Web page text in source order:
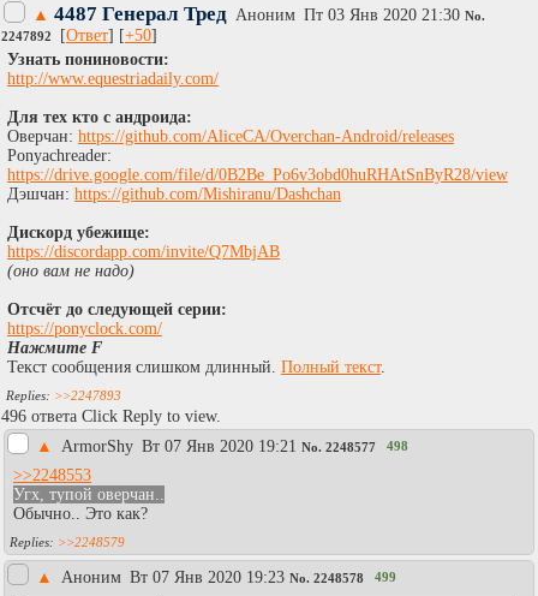
▲ 4487 Генерал Тред Аноним Пт 03 Янв 2020 21:30 No.
2247892
[Ответ] [+50]
Узнать пониновости:
http://www.equestriadaily.com/
Для тех кто с андроида:
Оверчан: https://github.com/AliceCA/Overchan-Android/releases
Ponyachreader:
https://drive.google.com/file/d/0B2Be_Po6v3obd0huRHAtSnByR28/view
Дэшчан: https://github.com/Mishiranu/Dashchan
Дискорд убежище:
https://discordapp.com/invite/Q7MbjAB
(оно вам не надо)
Отсчёт до следующей серии:
https://ponyclock.com/
Нажмите F
Текст сообщения слишком длинный. Полный текст.
>>2247893
496 ответа Click Reply to view.
▲
АrmоrShy Вт 07 Янв 2020 19:21 No. 2248577 498
>>2248553
Угх, тупой оверчан..
Обычно.. Это как?
>>2248579
▲ Аноним Вт 07 Янв 2020 19:23 No. 2248578 499